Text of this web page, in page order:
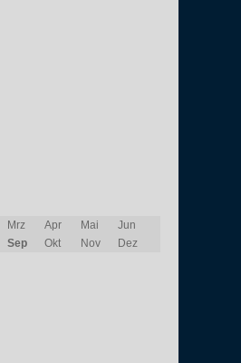
Mrz Apr Mai
Jun
Sep Okt Nov
Dez